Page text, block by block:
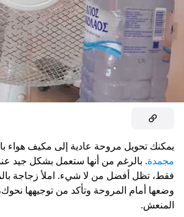
يمكنك تحويل مروحة عادية إلى مكيف هواء
مجمدة. بالرغم من أنها ستعمل بشكل جيد
فقط، تظل أفضل من لا شيء. املأ زجاجة
وضعها أمام المروحة وتأكد من توجيهها نحوك،
المنعش.